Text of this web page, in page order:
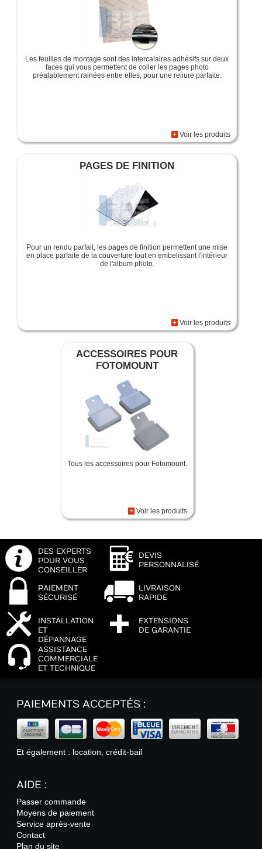
Les feuilles de montage sont des intercalaires adhésifs sur deux
faces qui vous permettent de coller les pages photo
préalablement rainées entre elles, pour une reliure parfaite.
+ Voir les produits
PAGES DE FINITION
Pour un rendu parfait, les pages de finition permettent une mise
en place parfaite de la couverture tout en embelissant l'intérieur
de l'album photo.
+ Voir les produits
ACCESSOIRES POUR
FOTOMOUNT
Tous les accessoires pour Fotomount.
+ Voir les produits
DES EXPERTS
POUR VOUS
CONSEILLER
DEVIS
PERSONNALISÉ
PAIEMENT
SÉCURISÉ
LIVRAISON
RAPIDE
INSTALLATION
ET
DÉPANNAGE
EXTENSIONS
DE GARANTIE
ASSISTANCE
COMMERCIALE
ET TECHNIQUE
PAIEMENTS ACCEPTÉS :
Et également : location, crédit-bail
AIDE :
Passer commande
Moyens de paiement
Service après-vente
Contact
Plan du site